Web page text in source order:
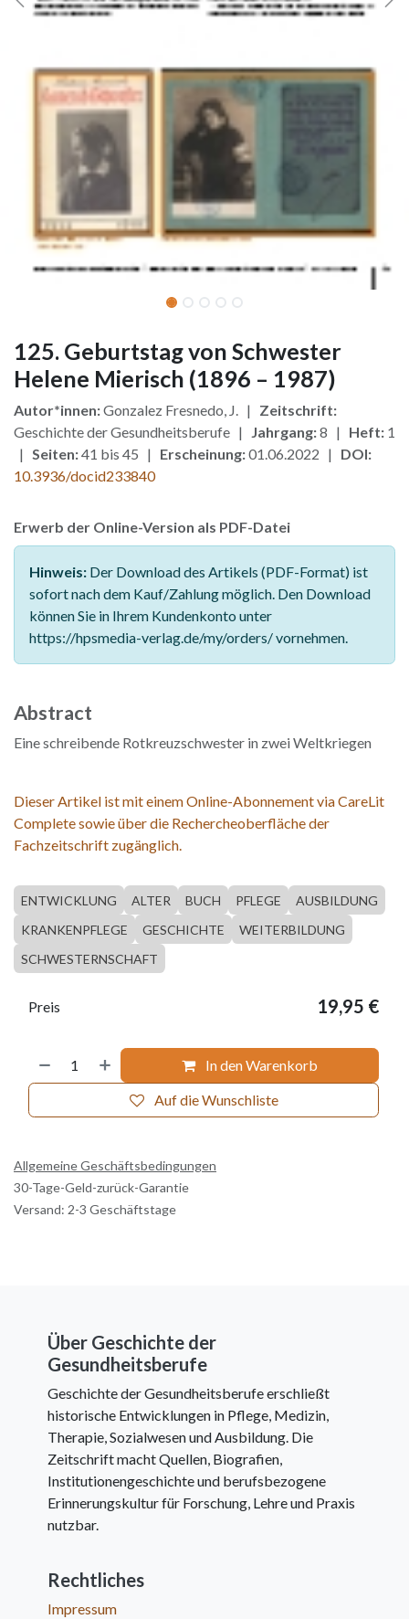
125. Geburtstag von Schwester
Helene Mierisch (1896 – 1987)
Autor*innen:Gonzalez Fresnedo, J. | Zeitschrift:
Geschichte der Gesundheitsberufe | Jahrgang:8 | Heft: 1
| Seiten:41 bis 45 | Erscheinung:01.06.2022 | DOI:
10.3936/docid233840
Erwerb der Online-Version als PDF-Datei
Hinweis: Der Download des Artikels (PDF-Format) ist
sofort nach dem Kauf/Zahlung möglich. Den Download
können Sie in Ihrem Kundenkonto unter
https://hpsmedia-verlag.de/my/orders/ vornehmen.
Abstract
Eine schreibende Rotkreuzschwester in zwei Weltkriegen
Dieser Artikel ist mit einem Online-Abonnement via CareLit
Complete sowie über die Rechercheoberfläche der
Fachzeitschrift zugänglich.
ENTWICKLUNG ALTER BUCH PFLEGE
AUSBILDUNG
KRANKENPFLEGE
GESCHICHTE
WEITERBILDUNG
SCHWESTERNSCHAFT
In den Warenkorb
Auf die Wunschliste
Preis 19,95 €
Allgemeine Geschäftsbedingungen
30-Tage-Geld-zurück-Garantie
Versand: 2-3 Geschäftstage
Über Geschichte der
Gesundheitsberufe
Geschichte der Gesundheitsberufe erschließt
historische Entwicklungen in Pflege, Medizin,
Therapie, Sozialwesen und Ausbildung. Die
Zeitschrift macht Quellen, Biografien,
Institutionengeschichte und berufsbezogene
Erinnerungskultur für Forschung, Lehre und Praxis
nutzbar.
Rechtliches
Impressum